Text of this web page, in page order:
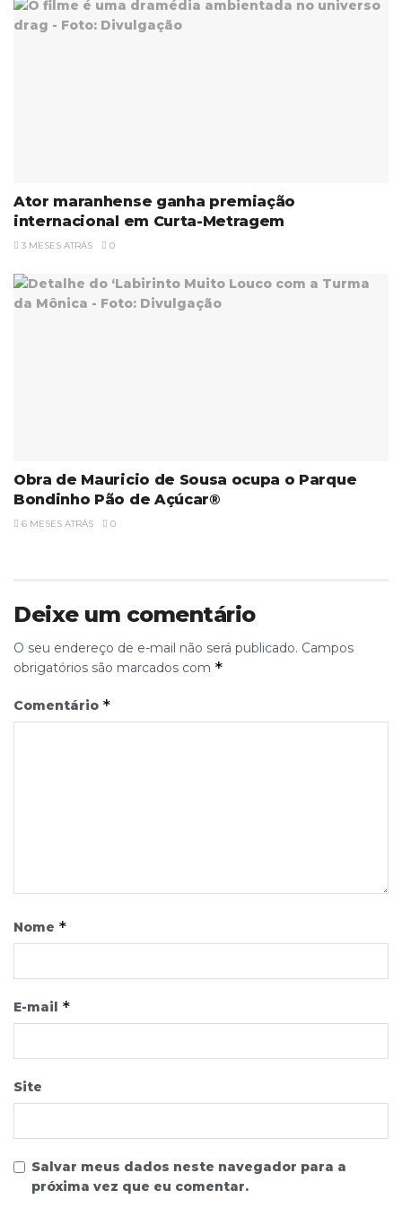
Ator maranhense ganha premiação
internacional em Curta-Metragem
3 MESES ATRÁS 0
Obra de Mauricio de Sousa ocupa o Parque
Bondinho Pão de Açúcar®
6 MESES ATRÁS 0
Deixe um comentário
O seu endereço de e-mail não será publicado. Campos
obrigatórios são marcados com *
Comentário *
Nome *
E-mail *
Site
Salvar meus dados neste navegador para a
próxima vez que eu comentar.